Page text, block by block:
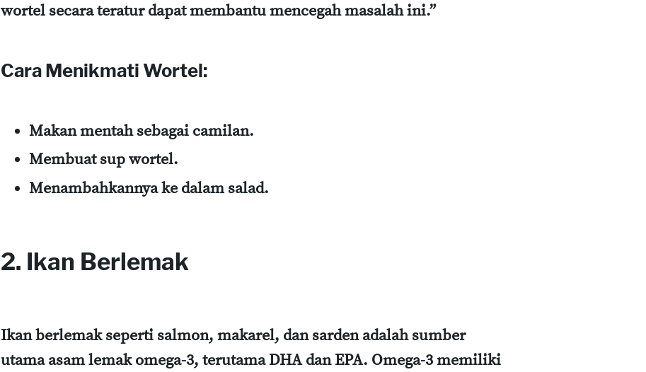
wortel secara teratur dapat membantu mencegah masalah ini.”
Cara Menikmati Wortel:
Makan mentah sebagai camilan.
Membuat sup wortel.
Menambahkannya ke dalam salad.
2. Ikan Berlemak
Ikan berlemak seperti salmon, makarel, dan sarden adalah sumber
utama asam lemak omega-3, terutama DHA dan EPA. Omega-3 memiliki